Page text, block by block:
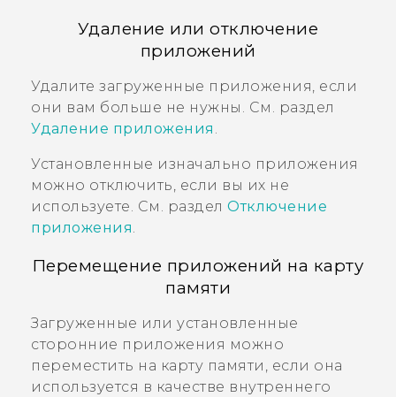
Удаление или отключение
приложений
Удалите загруженные приложения, если
они вам больше не нужны. См. раздел
Удаление приложения
Установленные изначально приложения
можно отключить, если вы их не
используете. См. раздел Отключение
приложения
Перемещение приложений на карту
памяти
Загруженные или установленные
сторонние приложения можно
переместить на карту памяти, если она
используется в качестве внутреннего